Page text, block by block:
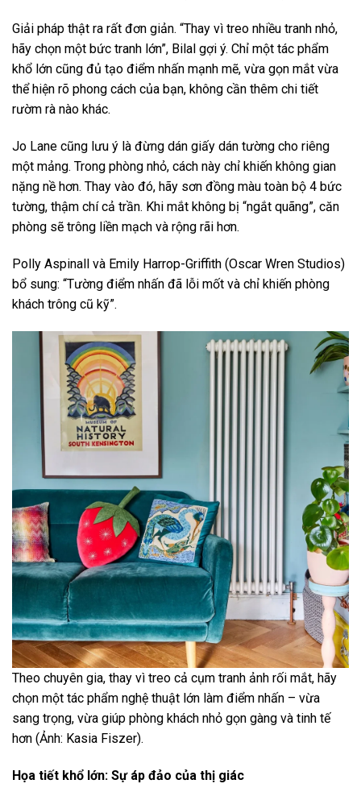
Giải pháp thật ra rất đơn giản. “Thay vì treo nhiều tranh nhỏ,
hãy chọn một bức tranh lớn”, Bilal gợi ý. Chỉ một tác phẩm
khổ lớn cũng đủ tạo điểm nhấn mạnh mẽ, vừa gọn mắt vừa
thể hiện rõ phong cách của bạn, không cần thêm chi tiết
rườm rà nào khác.
Jo Lane cũng lưu ý là đừng dán giấy dán tường cho riêng
một mảng. Trong phòng nhỏ, cách này chỉ khiến không gian
nặng nề hơn. Thay vào đó, hãy sơn đồng màu toàn bộ 4 bức
tường, thậm chí cả trần. Khi mắt không bị “ngắt quãng”, căn
phòng sẽ trông liền mạch và rộng rãi hơn.
Polly Aspinall và Emily Harrop-Griffith (Oscar Wren Studios)
bổ sung: “Tường điểm nhấn đã lỗi mốt và chỉ khiến phòng
khách trông cũ kỹ”.
Theo chuyên gia, thay vì treo cả cụm tranh ảnh rối mắt, hãy
chọn một tác phẩm nghệ thuật lớn làm điểm nhấn – vừa
sang trọng, vừa giúp phòng khách nhỏ gọn gàng và tinh tế
hơn (Ảnh: Kasia Fiszer).
Họa tiết khổ lớn: Sự áp đảo của thị giác